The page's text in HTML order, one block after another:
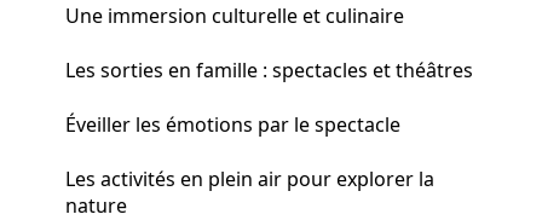
Une immersion culturelle et culinaire
Les sorties en famille : spectacles et théâtres
Éveiller les émotions par le spectacle
Les activités en plein air pour explorer la
nature